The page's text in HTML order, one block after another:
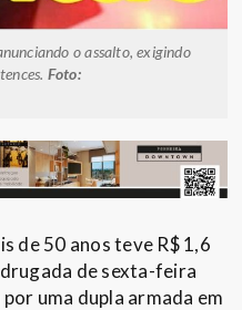
o assalto, exigindo
Foto:
de 50 anos teve R$ 1,6
de sexta-feira
uma dupla armada em